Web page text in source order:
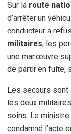
Sur la route
d’arrêter un
conducteur a
militaires, les
une manœuvre
de partir en fuite,
Les secours sont
les deux
soins. Le ministre
condamné l’acte